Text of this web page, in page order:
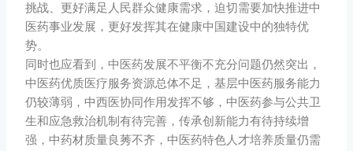
挑战、更好满足人民群众健康需求，迫切需要加快推进中
医药事业发展，更好发挥其在健康中国建设中的独特优
势。
同时也应看到，中医药发展不平衡不充分问题仍然突出，
中医药优质医疗服务资源总体不足，基层中医药服务能力
仍较薄弱，中西医协同作用发挥不够，中医药参与公共卫
生和应急救治机制有待完善，传承创新能力有待持续增
强，中药材质量良莠不齐，中医药特色人才培养质量仍需